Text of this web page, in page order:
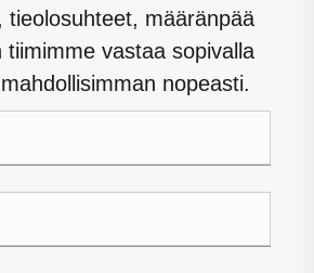
tieolosuhteet, määränpää
tiimimme vastaa sopivalla
nopeasti.